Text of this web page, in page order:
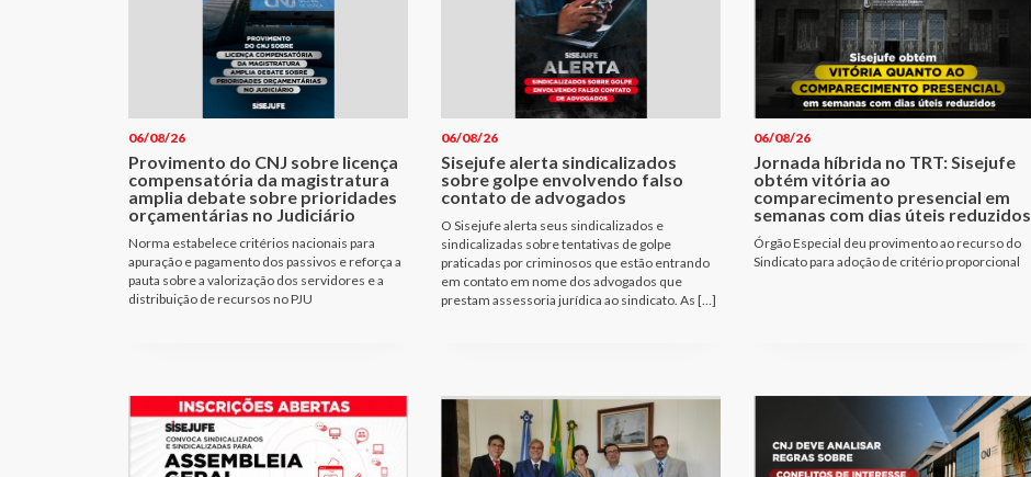
06/08/26
Provimento do CNJ sobre licença
compensatória da magistratura
amplia debate sobre prioridades
orçamentárias no Judiciário
Norma estabelece critérios nacionais para
apuração e pagamento dos passivos e reforça a
pauta sobre a valorização dos servidores e a
distribuição de recursos no PJU
06/08/26
Sisejufe alerta sindicalizados
sobre golpe envolvendo falso
contato de advogados
O Sisejufe alerta seus sindicalizados e
sindicalizadas sobre tentativas de golpe
praticadas por criminosos que estão entrando
em contato em nome dos advogados que
prestam assessoria jurídica ao sindicato. As […]
06/08/26
Jornada híbrida no TRT: Sisejufe
obtém vitória ao
comparecimento presencial em
semanas com dias úteis reduzidos
Órgão Especial deu provimento ao recurso do
Sindicato para adoção de critério proporcional